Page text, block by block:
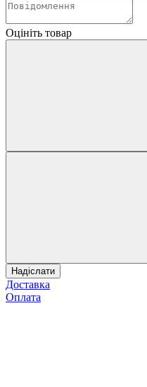
Оцініть товар
Надіслати
Доставка
Оплата